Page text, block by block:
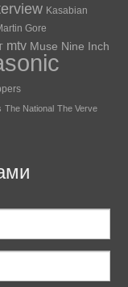
Kasabian
Gore
mtv Muse Nine Inch
The National The Verve